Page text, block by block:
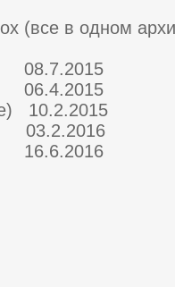
(все в одном
10.2.2015
03.2.2016
16.6.2016